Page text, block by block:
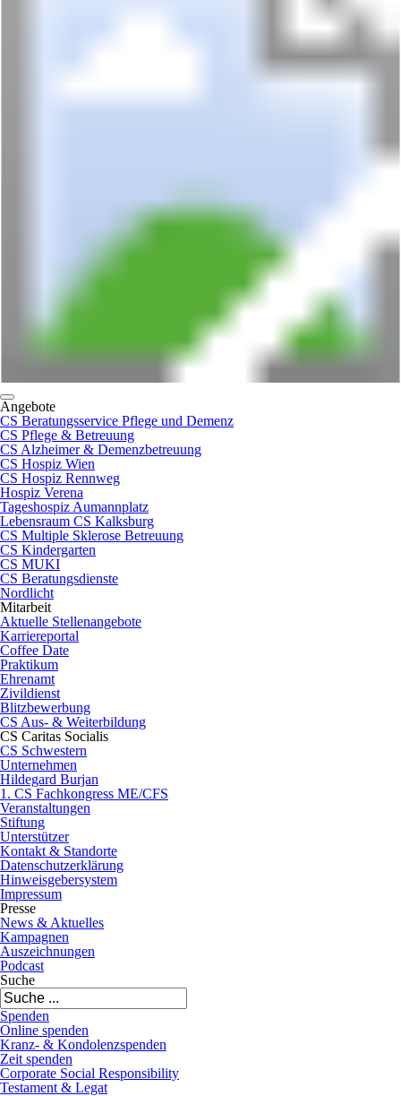
Angebote
CS Beratungsservice Pflege und Demenz
CS Pflege & Betreuung
CS Alzheimer & Demenzbetreuung
CS Hospiz Wien
CS Hospiz Rennweg
Hospiz Verena
Tageshospiz Aumannplatz
Lebensraum CS Kalksburg
CS Multiple Sklerose Betreuung
CS Kindergarten
CS MUKI
CS Beratungsdienste
Nordlicht
Mitarbeit
Aktuelle Stellenangebote
Karriereportal
Coffee Date
Praktikum
Ehrenamt
Zivildienst
Blitzbewerbung
CS Aus- & Weiterbildung
CS Caritas Socialis
CS Schwestern
Unternehmen
Hildegard Burjan
1. CS Fachkongress ME/CFS
Veranstaltungen
Stiftung
Unterstützer
Kontakt & Standorte
Datenschutzerklärung
Hinweisgebersystem
Impressum
Presse
News & Aktuelles
Kampagnen
Auszeichnungen
Podcast
Suche
Spenden
Online spenden
Kranz- & Kondolenzspenden
Zeit spenden
Corporate Social Responsibility
Testament & Legat